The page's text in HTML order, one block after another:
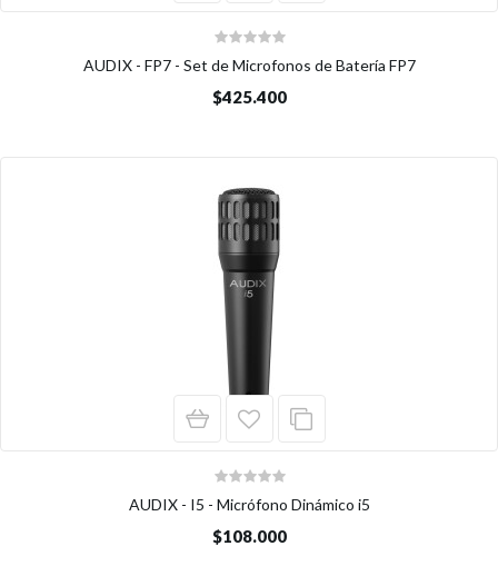
AUDIX - FP7 - Set de Microfonos de Batería FP7
$425.400
AUDIX - I5 - Micrófono Dinámico i5
$108.000